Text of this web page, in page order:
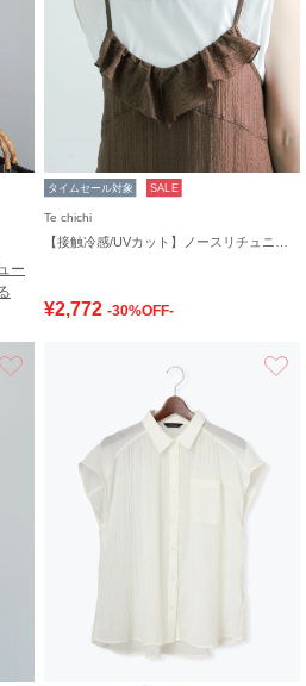
ー
タイムセール対象 SALE
Te chichi
¥2,772 -30%OFF-